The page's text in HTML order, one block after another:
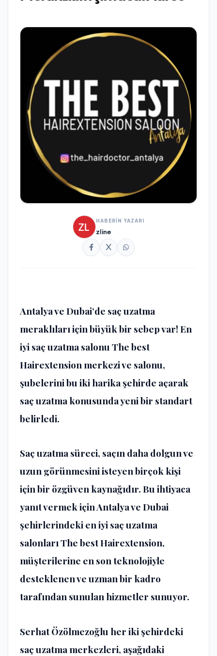
HABERİN YAZARI
zline
Antalya ve Dubai’de saç uzatma
meraklıları için büyük bir sebep var! En
iyi saç uzatma salonu The best
Hairextension merkezi ve salonu,
şubelerini bu iki harika şehirde açarak
saç uzatma konusunda yeni bir standart
belirledi.
Saç uzatma süreci, saçın daha dolgun ve
uzun görünmesini isteyen birçok kişi
için bir özgüven kaynağıdır. Bu ihtiyaca
yanıt vermek için Antalya ve Dubai
şehirlerindeki en iyi saç uzatma
salonlarıThe best Hairextension,
müşterilerine en son teknolojiyle
desteklenen ve uzman bir kadro
tarafından sunulan hizmetler sunuyor.
Serhat Özölmezoğlu her iki şehirdeki
saç uzatma merkezleri, aşağıdaki